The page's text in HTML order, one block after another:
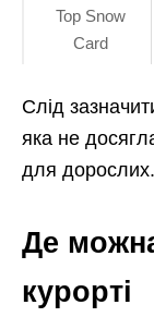
Top Snow
Card
Слід
яка не
для дорослих.
Де
курорті